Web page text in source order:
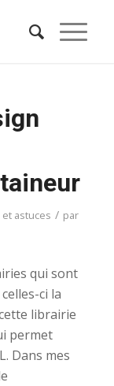
et astuces / par
qui sont
ci la
librairie
permet
Dans mes